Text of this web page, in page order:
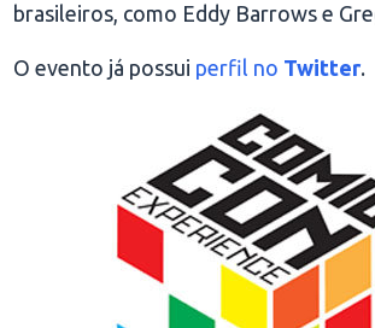
brasileiros, como Eddy Barrows e
O evento já possui perfil no Twitter.